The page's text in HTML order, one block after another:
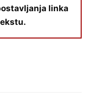
linka